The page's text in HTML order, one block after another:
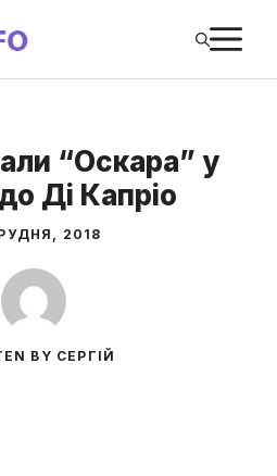
“Оскара” у
Ді Капріо
2018
BY СЕРГІЙ